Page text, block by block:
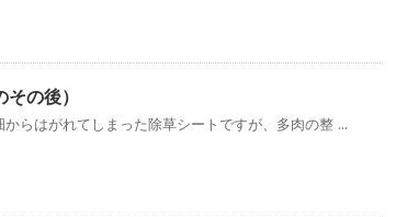
の後）
らはがれてしまった除草シートですが、多肉の整 ...